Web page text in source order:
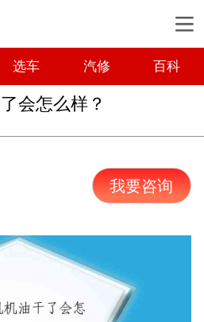
选车 汽修 百科
会怎么样？
我要咨询